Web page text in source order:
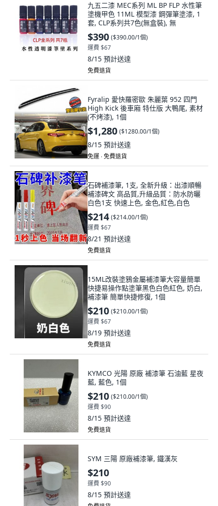
九五二漆 MEC系列 ML BP FLP 水性筆
塗機甲色 11ML 模型漆 鋼彈筆塗漆, 1
套, CLP系列共7色(無盒裝), 無
$390 ($390.00/1個)
運費 $67
8/15 預計送達
免費退貨
Fyralip 愛快羅密歐 朱麗葉 952 四門
High Kick 後車廂 特仕版 大鴨尾, 素材
(不烤漆), 1個
$1,280 ($1280.00/1個)
8/15 預計送達
免運 ∙ 免費退貨
石碑補漆筆, 1支, 全新升級：出漆順暢
補漆碑文 高品質,升級品質：防水防曬
白色1支 快速上色, 金色,紅色,白色
$214 ($214.00/1個)
運費 $67
8/21 預計送達
免費退貨
15ML改裝塗鴉金屬補漆筆大容量簡單
快捷易操作點塗筆黑色白色紅色, 奶白,
補漆筆 簡單快捷修復, 1個
$210 ($210.00/1個)
運費 $67
8/19 預計送達
免費退貨
KYMCO 光陽 原廠 補漆筆 石油藍 星夜
藍, 藍色, 1個
$210 ($210.00/1個)
運費 $90
8/15 預計送達
免費退貨
SYM 三陽 原廠補漆筆, 鐵漢灰
$210
運費 $90
8/15 預計送達